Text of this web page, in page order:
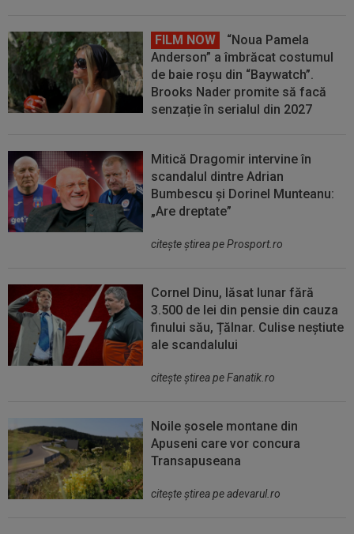
FILM NOW
“Noua Pamela
Anderson” a îmbrăcat costumul
de baie roșu din “Baywatch”.
Brooks Nader promite să facă
senzație în serialul din 2027
Mitică Dragomir intervine în
scandalul dintre Adrian
Bumbescu și Dorinel Munteanu:
„Are dreptate”
citeşte ştirea pe Prosport.ro
Cornel Dinu, lăsat lunar fără
3.500 de lei din pensie din cauza
finului său, Țălnar. Culise neștiute
ale scandalului
citeşte ştirea pe Fanatik.ro
Noile șosele montane din
Apuseni care vor concura
Transapuseana
citeşte ştirea pe adevarul.ro